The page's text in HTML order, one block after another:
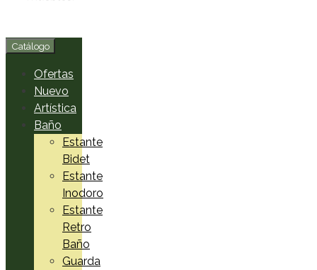
Catálogo
Ofertas
Nuevo
Artística
Baño
Estante
Bidet
Estante
Inodoro
Estante
Retro
Baño
Guarda